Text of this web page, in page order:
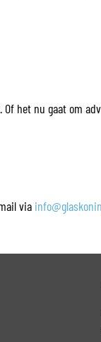
het nu gaat om
via